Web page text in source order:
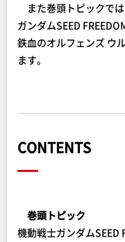
また巻頭トピックで
ガンダムSEED
鉄血のオルフェンズ ウ
ます。
CONTENTS
巻頭トピック
機動戦士ガンダムSEED